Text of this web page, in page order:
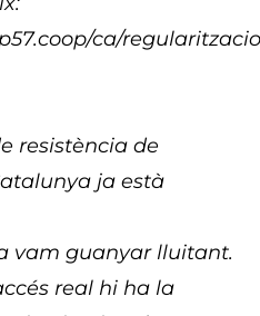
ca/
resistència de
ja està
vam guanyar lluitant.
real hi ha la